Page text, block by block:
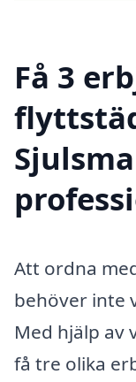
Få 3
Att ordna
behöver inte
Med hjälp av
få tre olika